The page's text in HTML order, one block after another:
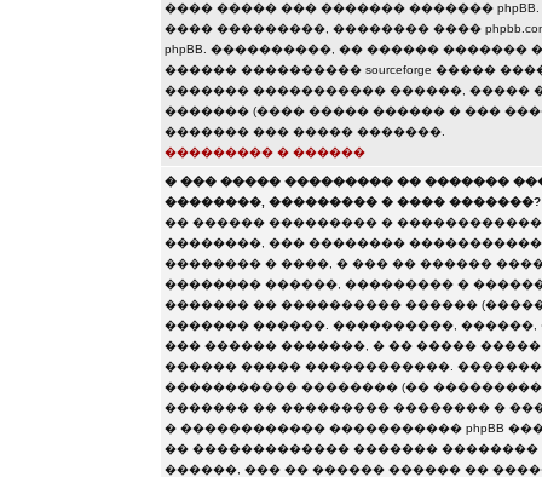
���� ����� ��� ������� �������
���� ���������, �������� ����
phpBB. ����������, �� ������ �������
������ ���������� sourceforge �����
������� ����������� ������, �����
������� (���� ����� ������ � ���
������� ��� ����� �������.
��������� � ������
� ��� ����� ��������� �� �������
��������, ��������� � ���� �������?
�� ������ ��������� �
��������, ��� ��������
�������� � ����, � ��� �� ������
�������� ������, ��������� �
������� �� ���������� ������ (��������
������� ������. ����������, ������,
��� ������ �������, � �� �����
������ ����� ������������.
����������� �������� (��
������� �� ��������� �������� �
� ������������ ����������� phpBB
�� ������������� �������
������, ��� �� ������ ������ ��